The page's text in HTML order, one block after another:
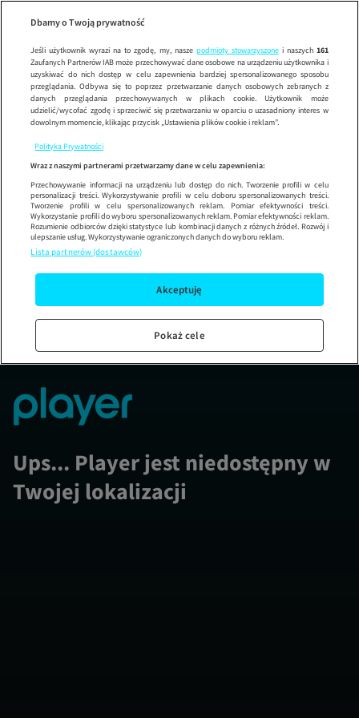
Wypróbuj aplikację mobilną
Korzystaj z łatwiejszej nawigacji i ciesz się szybszym
Ups... Player jest niedostępny w
Twojej lokalizacji
Dbamy o Twoją prywatność
Jeśli użytkownik wyrazi na to zgodę, my, nasze podmioty stowarzyszonei naszych 161
Zaufanych Partnerów IAB może przechowywać dane osobowe na urządzeniu użytkownika i
uzyskiwać do nich dostęp w celu zapewnienia bardziej spersonalizowanego sposobu
przeglądania. Odbywa się to poprzez przetwarzanie danych osobowych zebranych z
danych przeglądania przechowywanych w plikach cookie. Użytkownik może
udzielić/wycofać zgodę i sprzeciwić się przetwarzaniu w oparciu o uzasadniony interes w
dowolnym momencie, klikając przycisk „Ustawienia plików cookie i reklam”.
Polityka Prywatności
Wraz z naszymi partnerami przetwarzamy dane w celu zapewnienia:
Przechowywanie informacji na urządzeniu lub dostęp do nich. Tworzenie profili w celu
personalizacji treści. Wykorzystywanie profili w celu doboru spersonalizowanych treści.
Tworzenie profili w celu spersonalizowanych reklam. Pomiar efektywności treści.
Wykorzystanie profili do wyboru spersonalizowanych reklam. Pomiar efektywności reklam.
Rozumienie odbiorców dzięki statystyce lub kombinacji danych z różnych źródeł. Rozwój i
ulepszanie usług. Wykorzystywanie ograniczonych danych do wyboru reklam.
Lista partnerów (dostawców)
Akceptuję
Pokaż cele